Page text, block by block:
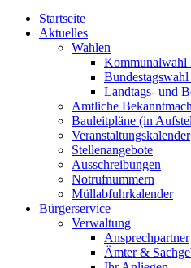
Startseite
Aktuelles
Wahlen
Kommunalwahl
Landtags- und
Amtliche
Bauleitpläne (in
Veranstaltungskalender
Stellenangebote
Ausschreibungen
Notrufnummern
Müllabfuhrkalender
Bürgerservice
Verwaltung
Ansprechpartner
Ämter &